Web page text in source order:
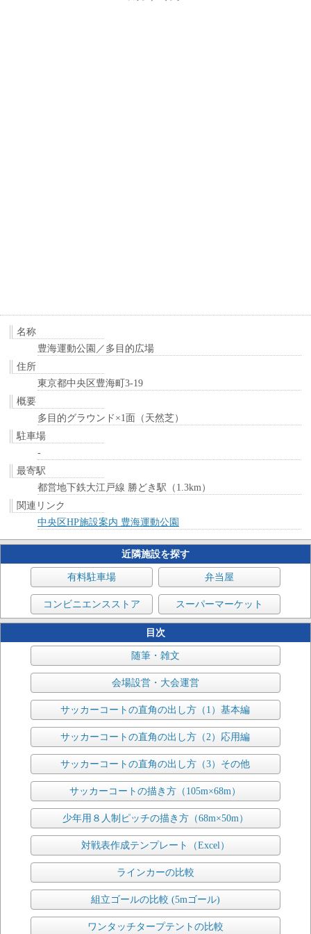
名称
豊海運動公園／多目的広場
住所
東京都中央区豊海町3-19
概要
多目的グラウンド×1面（天然芝）
駐車場
-
最寄駅
都営地下鉄大江戸線 勝どき駅（1.3km）
関連リンク
中央区HP施設案内 豊海運動公園
近隣施設を探す
有料駐車場 弁当屋
コンビニエンスストア スーパーマーケット
目次
随筆・雑文
会場設営・大会運営
サッカーコートの直角の出し方（1）基本編
サッカーコートの直角の出し方（2）応用編
サッカーコートの直角の出し方（3）その他
サッカーコートの描き方（105m×68m）
少年用８人制ピッチの描き方（68m×50m）
対戦表作成テンプレート（Excel）
ラインカーの比較
組立ゴールの比較 (5mゴール)
ワンタッチタープテントの比較